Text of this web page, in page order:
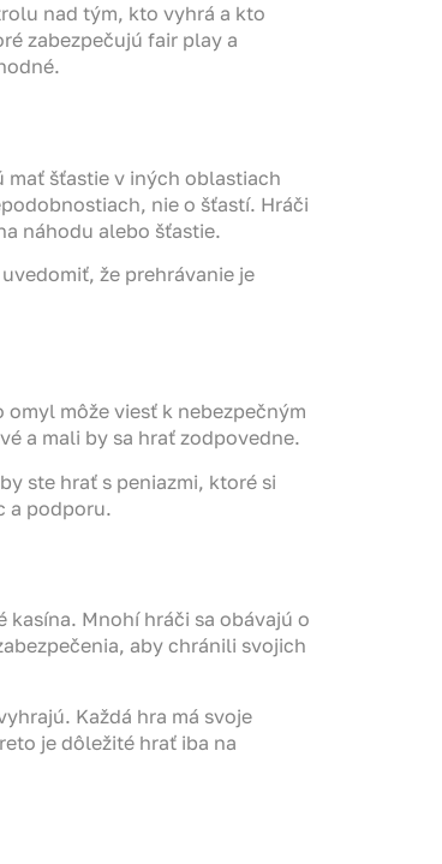
nad tým, kto vyhrá a kto
zabezpečujú fair play a
mať šťastie v iných oblastiach
nie o šťastí. Hráči
náhodu alebo šťastie.
že prehrávanie je
môže viesť k nebezpečným
a mali by sa hrať zodpovedne.
ste hrať s peniazmi, ktoré si
a podporu.
Mnohí hráči sa obávajú o
aby chránili svojich
Každá hra má svoje
je dôležité hrať iba na